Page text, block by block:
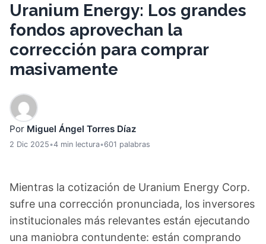
Uranium Energy: Los grandes
fondos aprovechan la
corrección para comprar
masivamente
Por Miguel Ángel Torres Díaz
2 Dic 2025•4 min lectura•601 palabras
Mientras la cotización de Uranium Energy Corp.
sufre una corrección pronunciada, los inversores
institucionales más relevantes están ejecutando
una maniobra contundente: están comprando